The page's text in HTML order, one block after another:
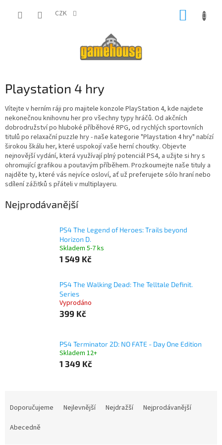
CZK
Playstation 4 hry
Vítejte v herním ráji pro majitele konzole PlayStation 4, kde najdete
nekonečnou knihovnu her pro všechny typy hráčů. Od akčních
dobrodružství po hluboké příběhové RPG, od rychlých sportovních
titulů po relaxační puzzle hry - naše kategorie "Playstation 4 hry" nabízí
širokou škálu her, které uspokojí vaše herní choutky. Objevte
nejnovější vydání, která využívají plný potenciál PS4, a užijte si hry s
ohromující grafikou a poutavým příběhem. Prozkoumejte naše tituly a
najděte ty, které vás nejvíce osloví, ať už preferujete sólo hraní nebo
sdílení zážitků s přáteli v multiplayeru.
Nejprodávanější
PS4 The Legend of Heroes: Trails beyond
Horizon D.
Skladem 5-7 ks
1 549 Kč
PS4 The Walking Dead: The Telltale Definit.
Series
Vyprodáno
399 Kč
PS4 Terminator 2D: NO FATE - Day One Edition
Skladem 12+
1 349 Kč
Doporučujeme Nejlevnější Nejdražší
Nejprodávanější
Abecedně